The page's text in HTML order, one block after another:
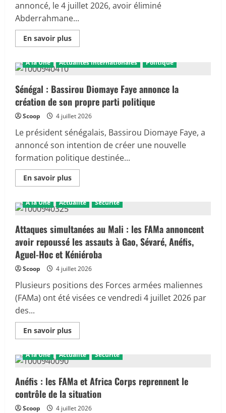
et
promet
de
traquer
annoncé, le 4 juillet 2026, avoir éliminé
Abderrahmane...
En savoir plusEn
savoir
Mali
Corps
annonce
la
mort
d’un
du
JNIM
A la Une Actualités internationales Politique
Sénégal : Bassirou Diomaye Faye annonce la
création de son propre parti politique
Scoop 4 juillet 2026
Le président sénégalais, Bassirou Diomaye Faye, a
annoncé son intention de créer une nouvelle
formation politique destinée...
En savoir plusEn
savoir
Sénégal
Diomaye
Faye
annonce
la
création
son
parti
politique
A la Une Actualité Sécurité
Attaques simultanées au Mali : les FAMa annoncent
avoir repoussé les assauts à Gao, Sévaré, Anéfis,
Aguel-Hoc et Kéniéroba
Scoop 4 juillet 2026
Plusieurs positions des Forces armées maliennes
(FAMa) ont été visées ce vendredi 4 juillet 2026 par
des...
En savoir plusEn
savoir
Attaques
Mali
:
les
FAMa
annoncent
A la Une Actualité Sécurité
Anéfis : les FAMa et Africa Corps reprennent le
contrôle de la situation
Scoop 4 juillet 2026